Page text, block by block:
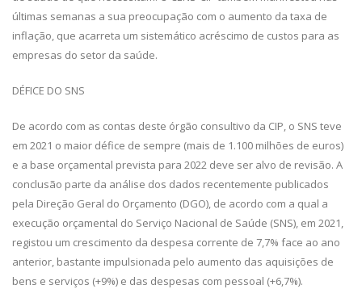
últimas semanas a sua preocupação com o aumento da taxa de
inflação, que acarreta um sistemático acréscimo de custos para as
empresas do setor da saúde.
DÉFICE DO SNS
De acordo com as contas deste órgão consultivo da CIP, o SNS teve
em 2021 o maior défice de sempre (mais de 1.100 milhões de euros)
e a base orçamental prevista para 2022 deve ser alvo de revisão. A
conclusão parte da análise dos dados recentemente publicados
pela Direção Geral do Orçamento (DGO), de acordo com a qual a
execução orçamental do Serviço Nacional de Saúde (SNS), em 2021,
registou um crescimento da despesa corrente de 7,7% face ao ano
anterior, bastante impulsionada pelo aumento das aquisições de
bens e serviços (+9%) e das despesas com pessoal (+6,7%).